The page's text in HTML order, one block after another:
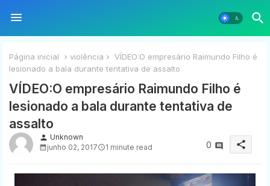
Página inicial violência
VÍDEO:O empresário Raimundo Filho é
lesionado a bala durante tentativa de assalto
VÍDEO:O empresário Raimundo Filho é
lesionado a bala durante tentativa de
assalto
person Unknown
junho 02, 2017
1 minute read 0 share